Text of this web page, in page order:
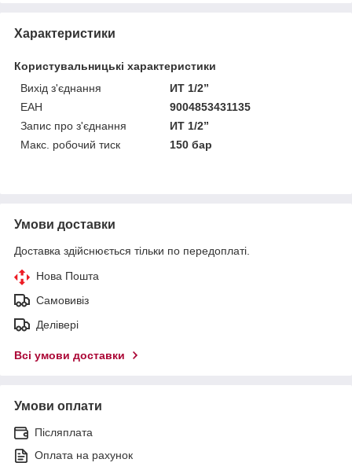
Характеристики
Користувальницькі характеристики
Вихід з'єднання
ИТ 1/2”
ЕАН
9004853431135
Запис про з'єднання
ИТ 1/2”
Макс. робочий тиск
150 бар
Умови доставки
Доставка здійснюється тільки по передоплаті.
Нова Пошта
Самовивіз
Делівері
Всі умови доставки
Умови оплати
Післяплата
Оплата на рахунок